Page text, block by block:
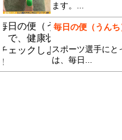
ます。...
毎日の便（うん
スポーツ選手にと
は、毎日...